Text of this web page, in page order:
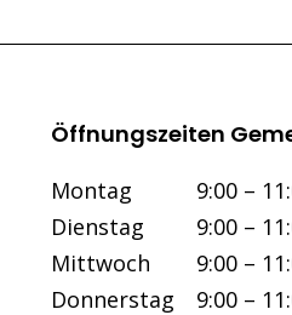
Öffnungszeiten
Wochentag Vormittag
Montag 9:00 –
Dienstag 9:00 –
Mittwoch 9:00 –
Donnerstag 9:00 –